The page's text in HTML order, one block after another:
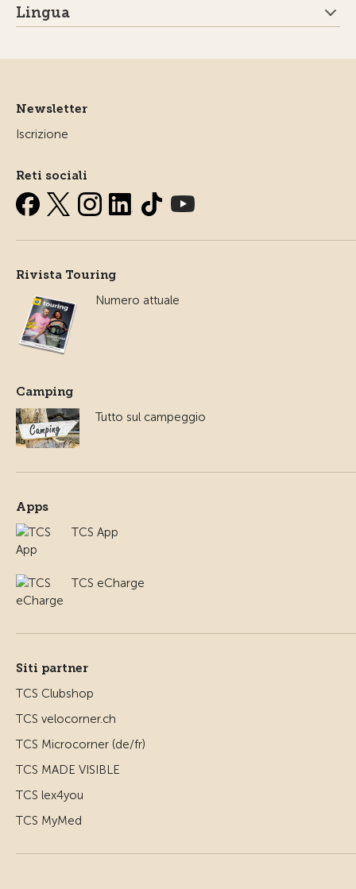
Lingua
Newsletter
Iscrizione
Reti sociali
Rivista Touring
Numero attuale
Camping
Tutto sul campeggio
Apps
TCS App
TCS eCharge
Siti partner
TCS Clubshop
TCS velocorner.ch
TCS Microcorner (de/fr)
TCS MADE VISIBLE
TCS lex4you
TCS MyMed